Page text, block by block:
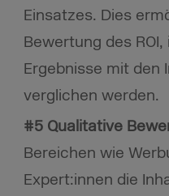
Einsatzes. Dies
Bewertung des
Ergebnisse mit den
verglichen werden.
#5 Qualitative
Bereichen wie
Expert:innen die